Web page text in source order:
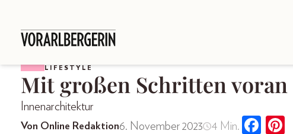
LIFESTYLE
Mit großen Schritten
Innenarchitektur
Von Online Redaktion6. November 2023 4 Min.